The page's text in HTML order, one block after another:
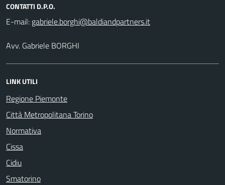
CONTATTI D.P.O.
E-mail:
Avv. Gabriele BORGHI
LINK UTILI
Regione Piemonte
Città Metropolitana Torino
Normativa
Cissa
Cidiu
Smatorino